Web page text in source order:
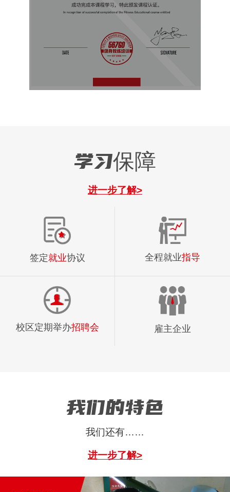
学习保障
进一步了解>
签定就业协议 全程就业指导
校区定期举办招聘会 雇主企业
我们的特色
我们还有……
进一步了解>